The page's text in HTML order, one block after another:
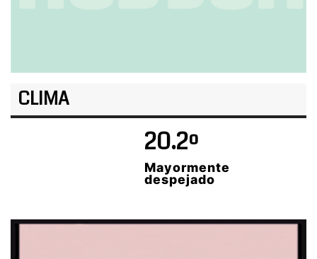
CLIMA
20.2º
Mayormente
despejado